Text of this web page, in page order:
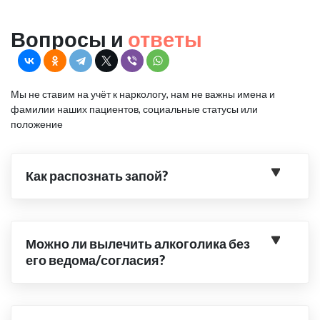
Вопросы и ответы
Мы не ставим на учёт к наркологу, нам не важны имена и
фамилии наших пациентов, социальные статусы или
положение
Как распознать запой?
Можно ли вылечить алкоголика без
его ведома/согласия?